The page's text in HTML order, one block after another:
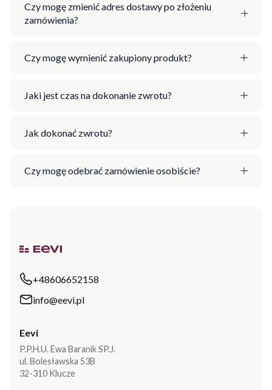
Czy mogę zmienić adres dostawy po złożeniu
zamówienia?
Czy mogę wymienić zakupiony produkt?
Jaki jest czas na dokonanie zwrotu?
Jak dokonać zwrotu?
Czy mogę odebrać zamówienie osobiście?
+48606652158
info@eevi.pl
Eevi
P.P.H.U. Ewa Baranik SP.J.
ul. Bolesławska 53B
32-310 Klucze